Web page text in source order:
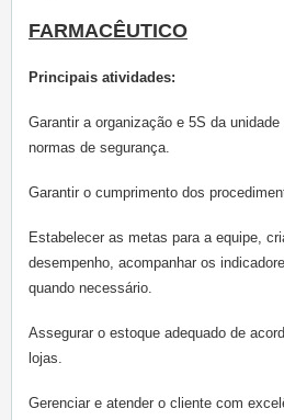
FARMACÊUTICO
Principais atividades:
Garantir a organização e 5S da unidade
normas de segurança.
Garantir o cumprimento dos
Estabelecer as metas para a equipe,
desempenho, acompanhar os
quando necessário.
Assegurar o estoque adequado de
lojas.
Gerenciar e atender o cliente com